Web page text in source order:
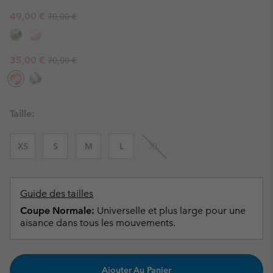
Sale price:
49,00 € Regular price:
70,00 €
Sale price:
35,00 € Regular price:
70,00 €
Taille:
XS S M L XL
Guide des tailles
Coupe Normale: Universelle et plus large pour une
aisance dans tous les mouvements.
Ajouter Au Panier